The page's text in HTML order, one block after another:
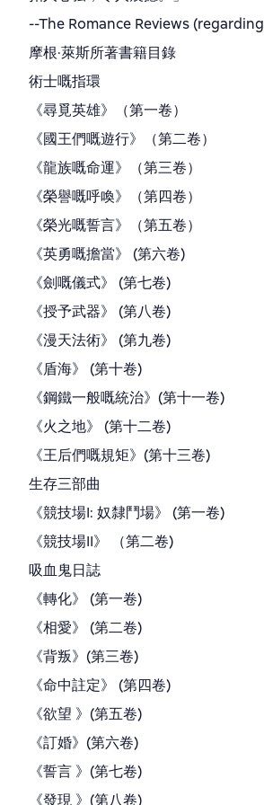
--The Romance Reviews (regarding
摩根·萊斯所著書籍目錄
術士嘅指環
《尋覓英雄》（第一卷）
《國王們嘅遊行》（第二卷）
《龍族嘅命運》（第三卷）
《榮譽嘅呼喚》（第四卷）
《榮光嘅誓言》（第五卷）
《英勇嘅擔當》 (第六卷)
《劍嘅儀式》 (第七卷)
《授予武器》 (第八卷)
《漫天法術》 (第九卷)
《盾海》 (第十卷)
《鋼鐵一般嘅統治》(第十一卷)
《火之地》 (第十二卷)
《王后們嘅規矩》(第十三卷)
生存三部曲
《競技場I: 奴隸鬥場》 (第一卷)
《競技場II》 （第二卷)
吸血鬼日誌
《轉化》 (第一卷)
《相愛》 (第二卷)
《背叛》(第三卷)
《命中註定》 (第四卷)
《欲望 》(第五卷)
《訂婚》(第六卷)
《誓言 》(第七卷)
《發現 》(第八卷)